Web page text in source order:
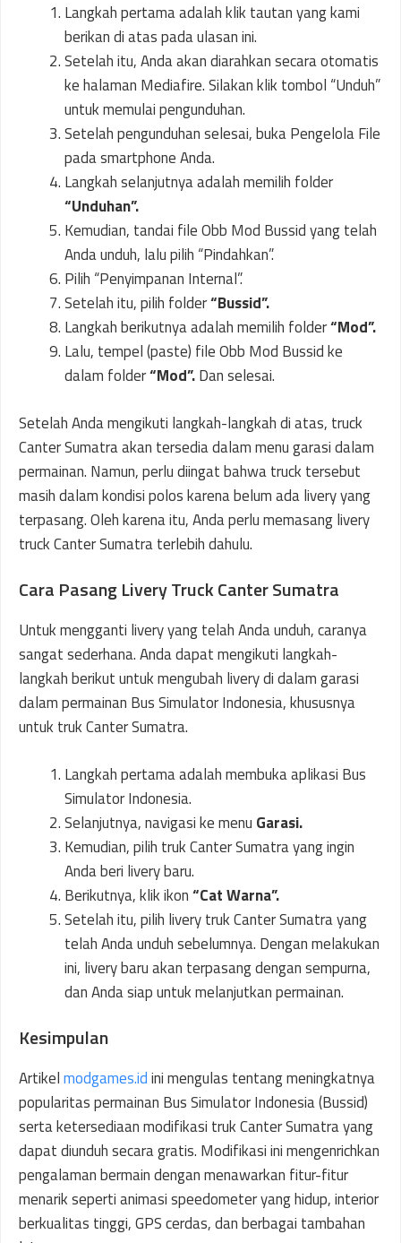
Langkah pertama adalah klik tautan yang kami
berikan di atas pada ulasan ini.
Setelah itu, Anda akan diarahkan secara otomatis
ke halaman Mediafire. Silakan klik tombol “Unduh”
untuk memulai pengunduhan.
Setelah pengunduhan selesai, buka Pengelola File
pada smartphone Anda.
Langkah selanjutnya adalah memilih folder
“Unduhan”.
Kemudian, tandai file Obb Mod Bussid yang telah
Anda unduh, lalu pilih “Pindahkan”.
Pilih “Penyimpanan Internal”.
Setelah itu, pilih folder“Bussid”.
Langkah berikutnya adalah memilih folder“Mod”.
Lalu, tempel (paste) file Obb Mod Bussid ke
dalam folder“Mod”.Dan selesai.
Setelah Anda mengikuti langkah-langkah di atas, truck
Canter Sumatra akan tersedia dalam menu garasi dalam
permainan. Namun, perlu diingat bahwa truck tersebut
masih dalam kondisi polos karena belum ada livery yang
terpasang. Oleh karena itu, Anda perlu memasang livery
truck Canter Sumatra terlebih dahulu.
Cara Pasang Livery Truck Canter Sumatra
Untuk mengganti livery yang telah Anda unduh, caranya
sangat sederhana. Anda dapat mengikuti langkah-
langkah berikut untuk mengubah livery di dalam garasi
dalam permainan Bus Simulator Indonesia, khususnya
untuk truk Canter Sumatra.
Langkah pertama adalah membuka aplikasi Bus
Simulator Indonesia.
Selanjutnya, navigasi ke menu Garasi.
Kemudian, pilih truk Canter Sumatra yang ingin
Anda beri livery baru.
Berikutnya, klik ikon“Cat Warna”.
Setelah itu, pilih livery truk Canter Sumatra yang
telah Anda unduh sebelumnya. Dengan melakukan
ini, livery baru akan terpasang dengan sempurna,
dan Anda siap untuk melanjutkan permainan.
Kesimpulan
Artikelmodgames.idini mengulas tentang meningkatnya
popularitas permainan Bus Simulator Indonesia (Bussid)
serta ketersediaan modifikasi truk Canter Sumatra yang
dapat diunduh secara gratis. Modifikasi ini mengenrichkan
pengalaman bermain dengan menawarkan fitur-fitur
menarik seperti animasi speedometer yang hidup, interior
berkualitas tinggi, GPS cerdas, dan berbagai tambahan